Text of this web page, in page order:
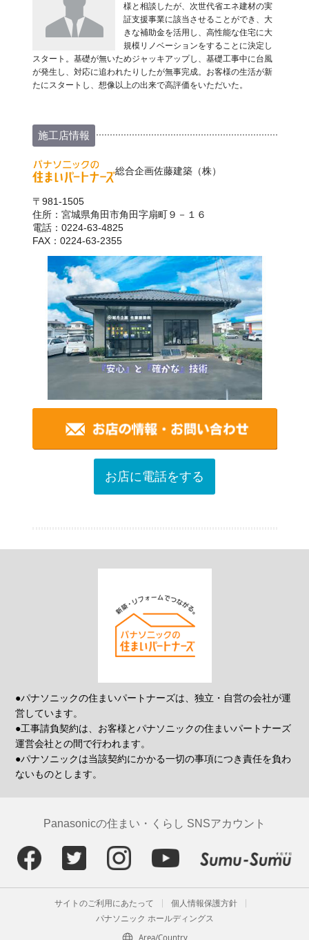
様と相談したが、次世代省エネ建材の実
証支援事業に該当させることができ、大
きな補助金を活用し、高性能な住宅に大
規模リノベーションをすることに決定し
スタート。基礎が無いためジャッキアップし、基礎工事中に台風
が発生し、対応に追われたりしたが無事完成。お客様の生活が新
たにスタートし、想像以上の出来で高評価をいただいた。
施工店情報
総合企画佐藤建築（株）
〒981-1505
住所：宮城県角田市角田字扇町９－１６
電話：0224-63-4825
FAX：0224-63-2355
お店に電話をする
●パナソニックの住まいパートナーズは、独立・自営の会社が運
営しています。
●工事請負契約は、お客様とパナソニックの住まいパートナーズ
運営会社との間で行われます。
●パナソニックは当該契約にかかる一切の事項につき責任を負わ
ないものとします。
Panasonicの住まい・くらし SNSアカウント
サイトのご利用にあたって
個人情報保護方針
パナソニック ホールディングス